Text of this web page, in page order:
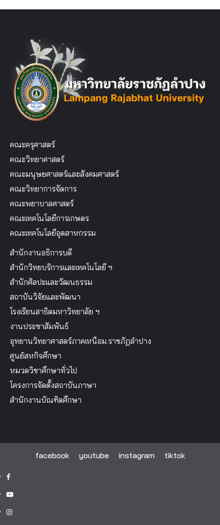
คณะครุศาสตร์
คณะวิทยาศาสตร์
คณะมนุษยศาสตร์และสังคมศาสตร์
คณะวิทยาการจัดการ
คณะพยาบาลศาสตร์
คณะเทคโนโลยีการเกษตร
คณะเทคโนโลยีอุตสาหกรรม
สำนักงานอธิการบดี
สำนักวิทยบริการและเทคโนโลยี ฯ
สำนักศิลปะและวัฒนธรรม
สถาบันวิจัยและพัฒนา
โรงเรียนสาธิตมหาวิทยาลัย ฯ
งานประชาสัมพันธ์
อุทยานวิทยาศาสตร์ภาคเหนือม.ราชภัฏลำปาง
ศูนย์สหกิจศึกษา
หมวดวิชาศึกษาทั่วไป
โครงการจัดตั้งสถาบันภาษา
สำนักงานบัณฑิตศึกษา
facebook youtube instagram tiktok
facebook
youtube
instagram